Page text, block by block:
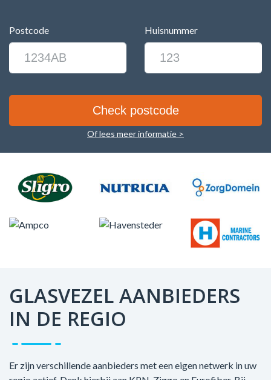
Postcode Huisnummer
Of lees meer informatie >
GLASVEZEL AANBIEDERS
IN DE REGIO
Er zijn verschillende aanbieders met een eigen netwerk in uw